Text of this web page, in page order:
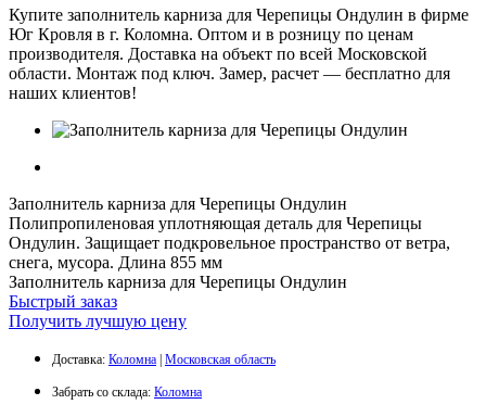
Купите заполнитель карниза для Черепицы Ондулин в фирме
Юг Кровля в г. Коломна. Оптом и в розницу по ценам
производителя. Доставка на объект по всей Московской
области. Монтаж под ключ. Замер, расчет — бесплатно для
наших клиентов!
Заполнитель карниза для Черепицы Ондулин
Полипропиленовая уплотняющая деталь для Черепицы
Ондулин. Защищает подкровельное пространство от ветра,
снега, мусора. Длина 855 мм
Заполнитель карниза для Черепицы Ондулин
Быстрый заказ
Получить лучшую цену
Доставка: Коломна | Московская область
Забрать со склада: Коломна